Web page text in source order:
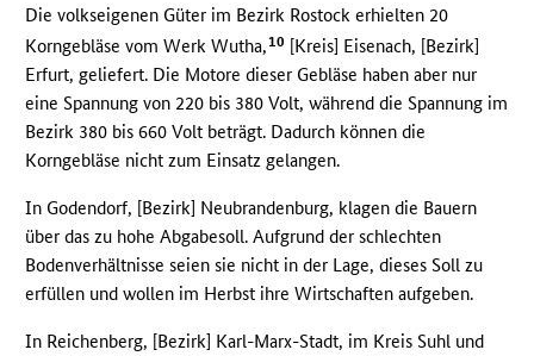
Die volkseigenen Güter im Bezirk Rostock erhielten 20
Korngebläse vom Werk Wutha,10 [Kreis] Eisenach, [Bezirk]
Erfurt, geliefert. Die Motore dieser Gebläse haben aber nur
eine Spannung von 220 bis 380 Volt, während die Spannung im
Bezirk 380 bis 660 Volt beträgt. Dadurch können die
Korngebläse nicht zum Einsatz gelangen.
In Godendorf, [Bezirk] Neubrandenburg, klagen die Bauern
über das zu hohe Abgabesoll. Aufgrund der schlechten
Bodenverhältnisse seien sie nicht in der Lage, dieses Soll zu
erfüllen und wollen im Herbst ihre Wirtschaften aufgeben.
In Reichenberg, [Bezirk] Karl-Marx-Stadt, im Kreis Suhl und